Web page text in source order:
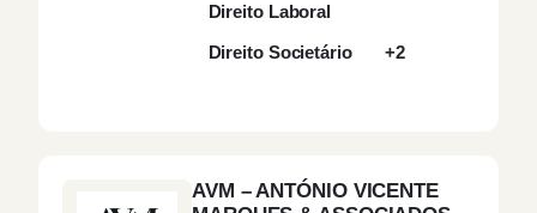
Direito Laboral
Direito Societário
+2
AVM – ANTÓNIO VICENTE